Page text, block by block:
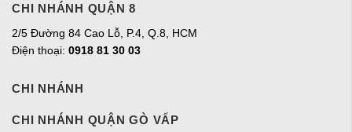
CHI NHÁNH QUẬN 8
2/5 Đường 84 Cao Lỗ, P.4, Q.8, HCM
Điện thoại: 0918 81 30 03
CHI NHÁNH
CHI NHÁNH QUẬN GÒ VẤP